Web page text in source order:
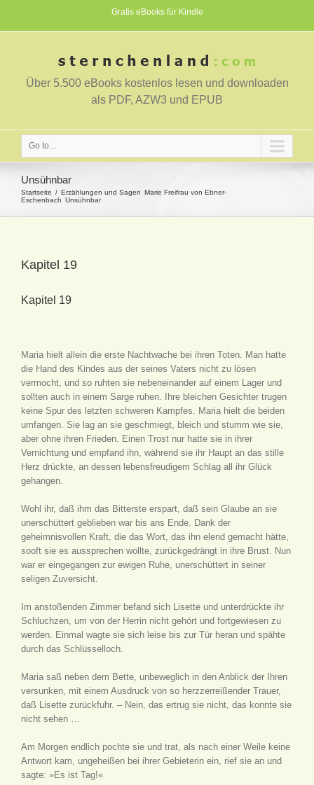
Gratis eBooks für Kindle
Über 5.500 eBooks kostenlos lesen und downloaden
als PDF, AZW3 und EPUB
Go to...
Unsühnbar
Startseite Erzählungen und Sagen Marie Freifrau von Ebner-
Eschenbach Unsühnbar
Kapitel 19
Kapitel 19
Maria hielt allein die erste Nachtwache bei ihren Toten. Man hatte
die Hand des Kindes aus der seines Vaters nicht zu lösen
vermocht, und so ruhten sie nebeneinander auf einem Lager und
sollten auch in einem Sarge ruhen. Ihre bleichen Gesichter trugen
keine Spur des letzten schweren Kampfes. Maria hielt die beiden
umfangen. Sie lag an sie geschmiegt, bleich und stumm wie sie,
aber ohne ihren Frieden. Einen Trost nur hatte sie in ihrer
Vernichtung und empfand ihn, während sie ihr Haupt an das stille
Herz drückte, an dessen lebensfreudigem Schlag all ihr Glück
gehangen.
Wohl ihr, daß ihm das Bitterste erspart, daß sein Glaube an sie
unerschüttert geblieben war bis ans Ende. Dank der
geheimnisvollen Kraft, die das Wort, das ihn elend gemacht hätte,
sooft sie es aussprechen wollte, zurückgedrängt in ihre Brust. Nun
war er eingegangen zur ewigen Ruhe, unerschüttert in seiner
seligen Zuversicht.
Im anstoßenden Zimmer befand sich Lisette und unterdrückte ihr
Schluchzen, um von der Herrin nicht gehört und fortgewiesen zu
werden. Einmal wagte sie sich leise bis zur Tür heran und spähte
durch das Schlüsselloch.
Maria saß neben dem Bette, unbeweglich in den Anblick der Ihren
versunken, mit einem Ausdruck von so herzzerreißender Trauer,
daß Lisette zurückfuhr. – Nein, das ertrug sie nicht, das konnte sie
nicht sehen …
Am Morgen endlich pochte sie und trat, als nach einer Weile keine
Antwort kam, ungeheißen bei ihrer Gebieterin ein, rief sie an und
sagte: »Es ist Tag!«